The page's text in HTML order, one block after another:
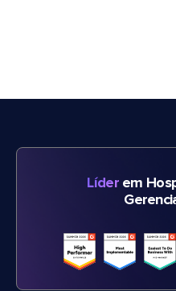
Líderem